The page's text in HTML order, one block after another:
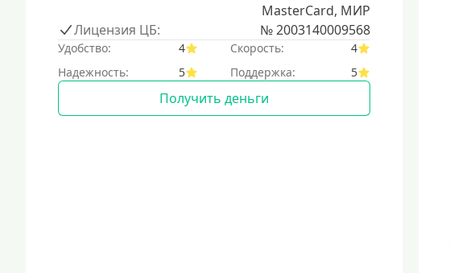
MasterCard, МИР
Лицензия ЦБ:
№ 2003140009568
Удобство: 4 Скорость:
4
Надежность:
5 Поддержка: 5
Получить деньги